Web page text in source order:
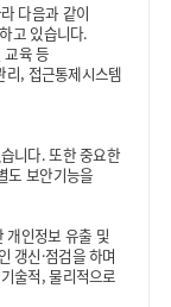
다음과 같이
고 있습니다.
교육 등
, 접근통제시스템
니다. 또한 중요한
도 보안기능을
개인정보 유출 및
갱신·점검을 하며
술적, 물리적으로